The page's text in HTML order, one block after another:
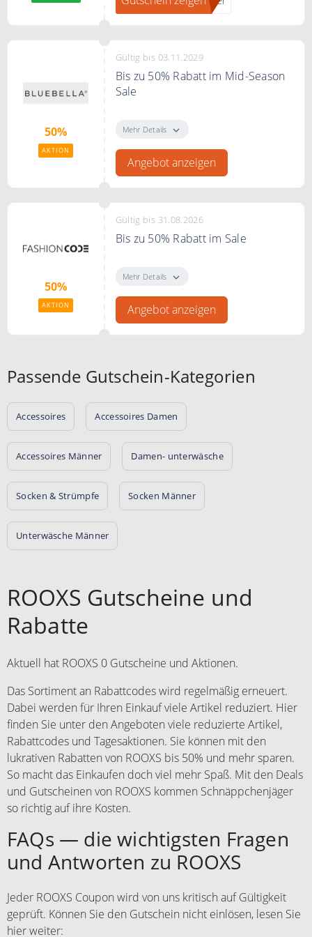
50%
AKTION
Gültig bis 03.11.2029
Bis zu 50% Rabatt im Mid-Season
Sale
auf Dessous, Nachtwäsche und
Mehr Details
Angebot anzeigen
50%
AKTION
Gültig bis 31.08.2026
Bis zu 50% Rabatt im Sale
FASHIONCODE
Mehr Details
Angebot anzeigen
Passende Gutschein-Kategorien
Accessoires Accessoires Damen
Accessoires Männer Damen- unterwäsche
Socken & Strümpfe Socken Männer
Unterwäsche Männer
ROOXS Gutscheine und
Rabatte
Aktuell hat ROOXS 0 Gutscheine und Aktionen.
Das Sortiment an Rabattcodes wird regelmäßig erneuert.
Dabei werden für Ihren Einkauf viele Artikel reduziert. Hier
finden Sie unter den Angeboten viele reduzierte Artikel,
Rabattcodes und Tagesaktionen. Sie können mit den
lukrativen Rabatten von ROOXS bis 50% und mehr sparen.
So macht das Einkaufen doch viel mehr Spaß. Mit den Deals
und Gutscheinen von ROOXS kommen Schnäppchenjäger
so richtig auf ihre Kosten.
FAQs — die wichtigsten Fragen
und Antworten zu ROOXS
Jeder ROOXS Coupon wird von uns kritisch auf Gültigkeit
geprüft. Können Sie den Gutschein nicht einlösen, lesen Sie
hier weiter: